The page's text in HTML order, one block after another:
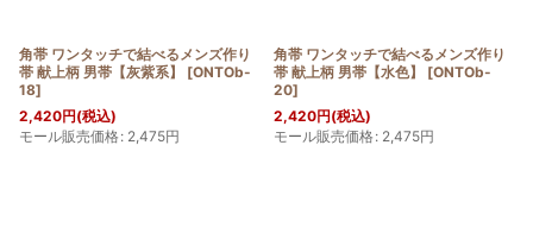
角帯 ワンタッチで結べるメンズ作り
帯 献上柄 男帯【灰紫系】
[ONTOb-
18]
2,420円(税込)
モール販売価格: 2,475円
角帯 ワンタッチで結べるメンズ作り
帯 献上柄 男帯【水色】
[ONTOb-
20]
2,420円(税込)
モール販売価格: 2,475円